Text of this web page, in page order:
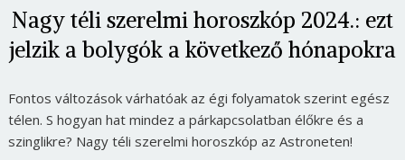
Nagy téli szerelmi horoszkóp 2024.: ezt
jelzik a bolygók a következő hónapokra
Fontos változások várhatóak az égi folyamatok szerint egész
télen. S hogyan hat mindez a párkapcsolatban élőkre és a
szinglikre? Nagy téli szerelmi horoszkóp az Astroneten!